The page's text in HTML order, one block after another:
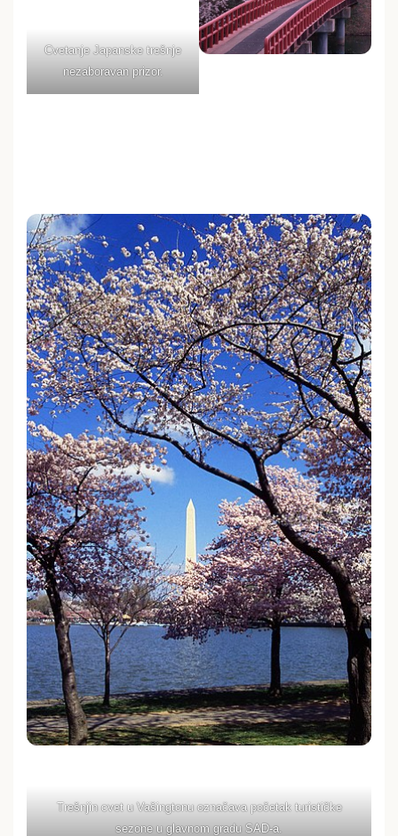
Cvetanje Japanske trešnje
nezaboravan prizor.
Trešnjin cvet u Vašingtonu označava početak turističke
sezone u glavnom gradu SAD-a.